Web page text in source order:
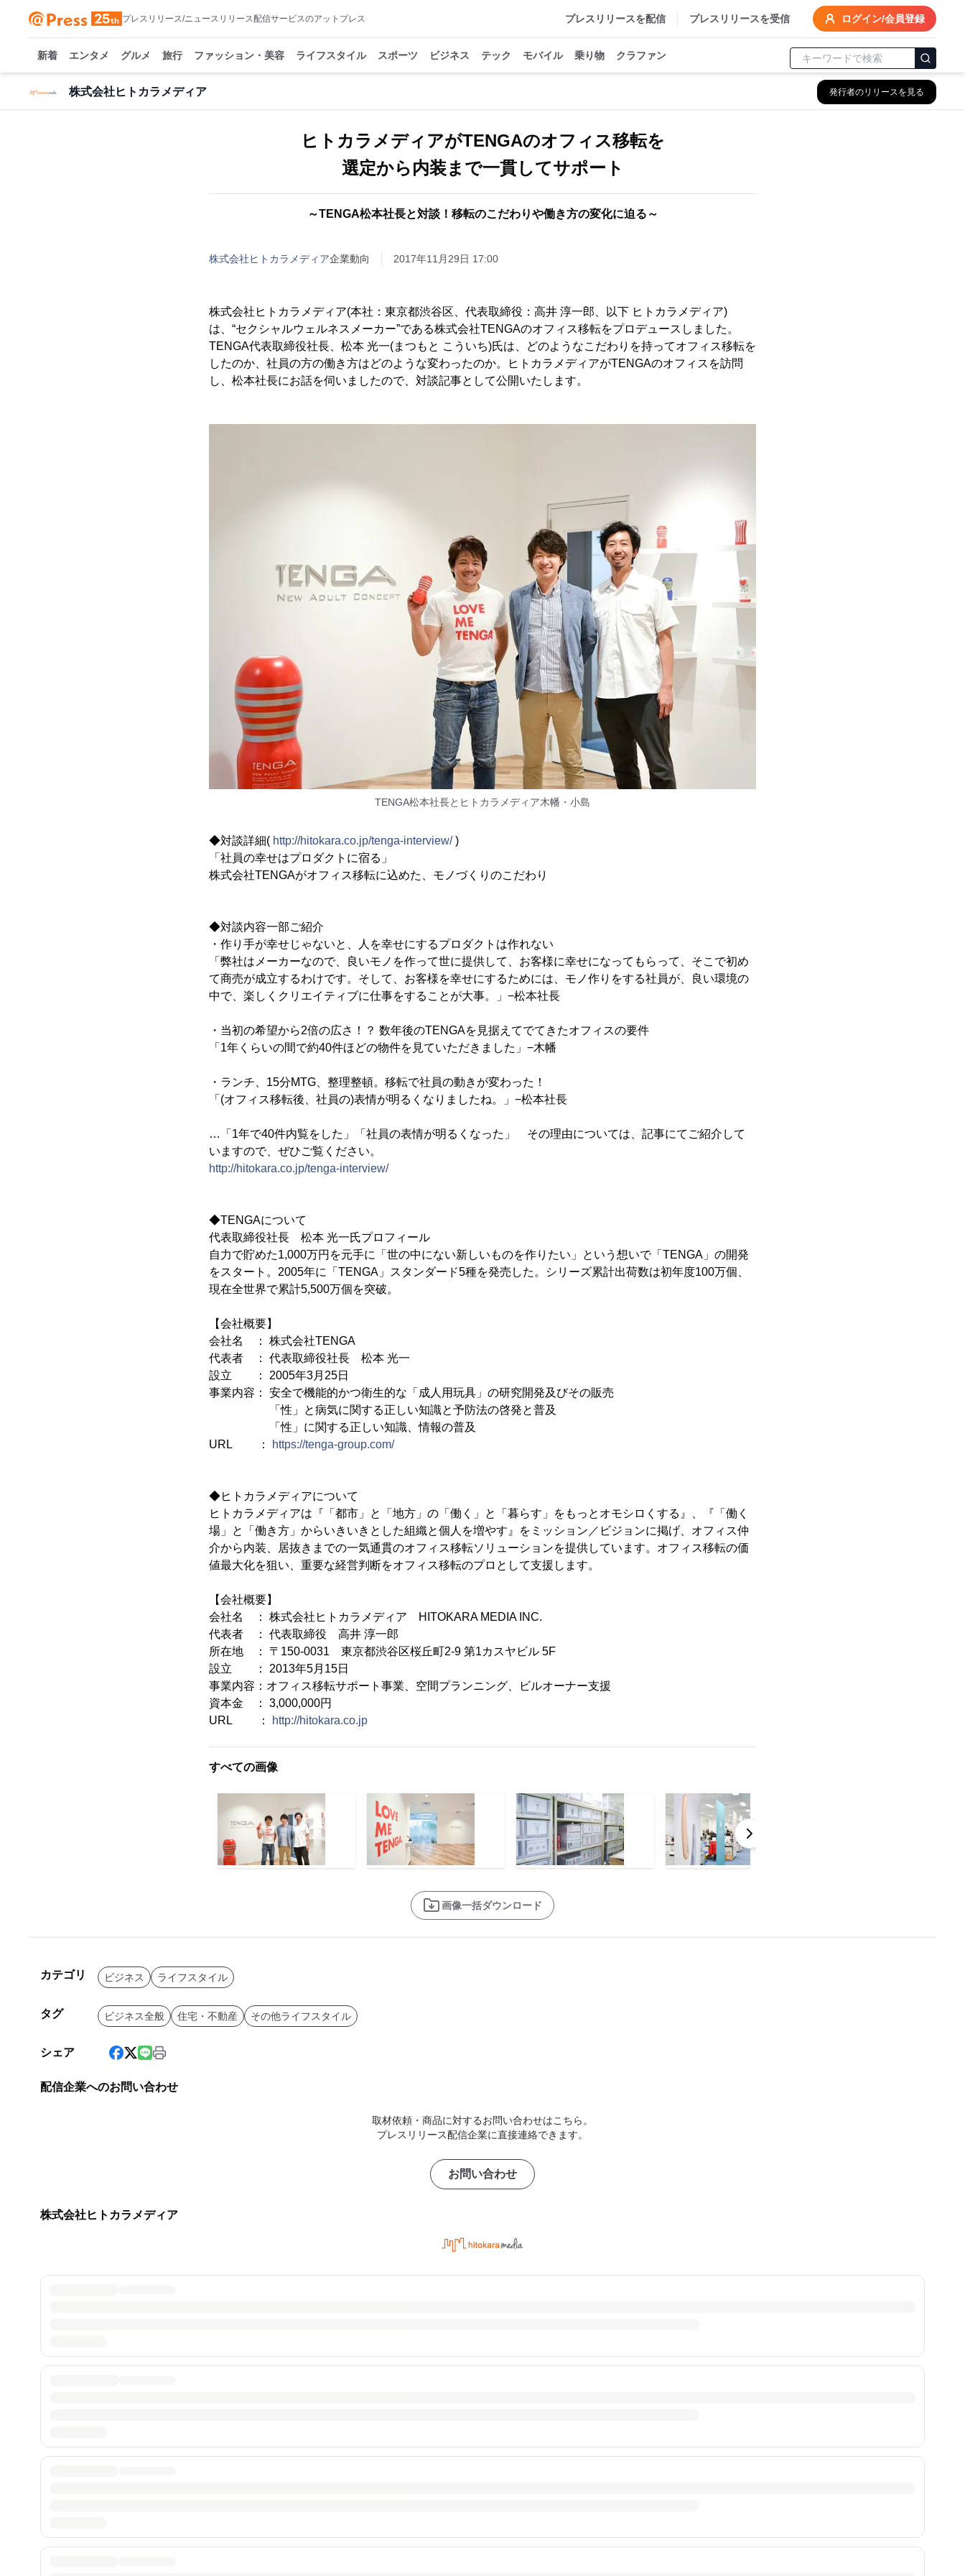
プレスリリース/ニュースリリース配信サービスのアットプレス プレスリリースを配信 プレスリリースを受信 ログイン/会員登録
新着 エンタメ グルメ 旅行 ファッション・美容 ライフスタイル スポーツ ビジネス テック モバイル 乗り物 クラファン
株式会社ヒトカラメディア 発行者のリリースを見る
ヒトカラメディアがTENGAのオフィス移転を
選定から内装まで一貫してサポート
～TENGA松本社長と対談！移転のこだわりや働き方の変化に迫る～
株式会社ヒトカラメディア企業動向 2017年11月29日 17:00
株式会社ヒトカラメディア(本社：東京都渋谷区、代表取締役：高井 淳一郎、以下 ヒトカラメディア)
は、“セクシャルウェルネスメーカー”である株式会社TENGAのオフィス移転をプロデュースしました。
TENGA代表取締役社長、松本 光一(まつもと こういち)氏は、どのようなこだわりを持ってオフィス移転を
したのか、社員の方の働き方はどのような変わったのか。ヒトカラメディアがTENGAのオフィスを訪問
し、松本社長にお話を伺いましたので、対談記事として公開いたします。
TENGA松本社長とヒトカラメディア木幡・小島
◆対談詳細( http://hitokara.co.jp/tenga-interview/)
「社員の幸せはプロダクトに宿る」
株式会社TENGAがオフィス移転に込めた、モノづくりのこだわり
◆対談内容一部ご紹介
・作り手が幸せじゃないと、人を幸せにするプロダクトは作れない
「弊社はメーカーなので、良いモノを作って世に提供して、お客様に幸せになってもらって、そこで初め
て商売が成立するわけです。そして、お客様を幸せにするためには、モノ作りをする社員が、良い環境の
中で、楽しくクリエイティブに仕事をすることが大事。」−松本社長
・当初の希望から2倍の広さ！？ 数年後のTENGAを見据えてでてきたオフィスの要件
「1年くらいの間で約40件ほどの物件を見ていただきました」−木幡
・ランチ、15分MTG、整理整頓。移転で社員の動きが変わった！
「(オフィス移転後、社員の)表情が明るくなりましたね。」−松本社長
…「1年で40件内覧をした」「社員の表情が明るくなった」 その理由については、記事にてご紹介して
いますので、ぜひご覧ください。
http://hitokara.co.jp/tenga-interview/
◆TENGAについて
代表取締役社長 松本 光一氏プロフィール
自力で貯めた1,000万円を元手に「世の中にない新しいものを作りたい」という想いで「TENGA」の開発
をスタート。2005年に「TENGA」スタンダード5種を発売した。シリーズ累計出荷数は初年度100万個、
現在全世界で累計5,500万個を突破。
【会社概要】
会社名 ： 株式会社TENGA
代表者 ： 代表取締役社長 松本 光一
設立 ： 2005年3月25日
事業内容： 安全で機能的かつ衛生的な「成人用玩具」の研究開発及びその販売
「性」と病気に関する正しい知識と予防法の啓発と普及
「性」に関する正しい知識、情報の普及
URL ：
https://tenga-group.com/
◆ヒトカラメディアについて
ヒトカラメディアは『「都市」と「地方」の「働く」と「暮らす」をもっとオモシロくする』、『「働く
場」と「働き方」からいきいきとした組織と個人を増やす』をミッション／ビジョンに掲げ、オフィス仲
介から内装、居抜きまでの一気通貫のオフィス移転ソリューションを提供しています。オフィス移転の価
値最大化を狙い、重要な経営判断をオフィス移転のプロとして支援します。
【会社概要】
会社名 ： 株式会社ヒトカラメディア HITOKARA MEDIA INC.
代表者 ： 代表取締役 高井 淳一郎
所在地 ： 〒150-0031 東京都渋谷区桜丘町2-9 第1カスヤビル 5F
設立 ： 2013年5月15日
事業内容：オフィス移転サポート事業、空間プランニング、ビルオーナー支援
資本金 ： 3,000,000円
URL ：
http://hitokara.co.jp
すべての画像
画像一括ダウンロード
カテゴリ ビジネス ライフスタイル
タグ ビジネス全般 住宅・不動産 その他ライフスタイル
シェア
配信企業へのお問い合わせ
取材依頼・商品に対するお問い合わせはこちら。
プレスリリース配信企業に直接連絡できます。
お問い合わせ
株式会社ヒトカラメディア